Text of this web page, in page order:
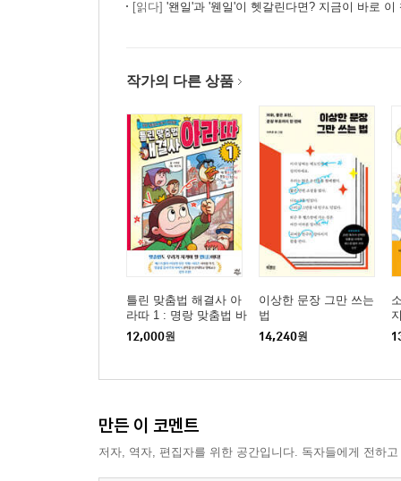
[읽다] '왠일'과 '웬일'이 헷갈린다면? 지금이 바로 이
작가의 다른 상품
틀린 맞춤법 해결사 아
라따 1 : 명랑 맞춤법 바
루기 대모험!
12,000원
이상한 문장 그만 쓰는
법
14,240원
만든 이 코멘트
저자, 역자, 편집자를 위한 공간입니다. 독자들에게 전하